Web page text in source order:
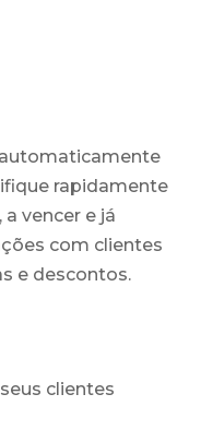
rapidamente
vencer e já
com clientes
e descontos.